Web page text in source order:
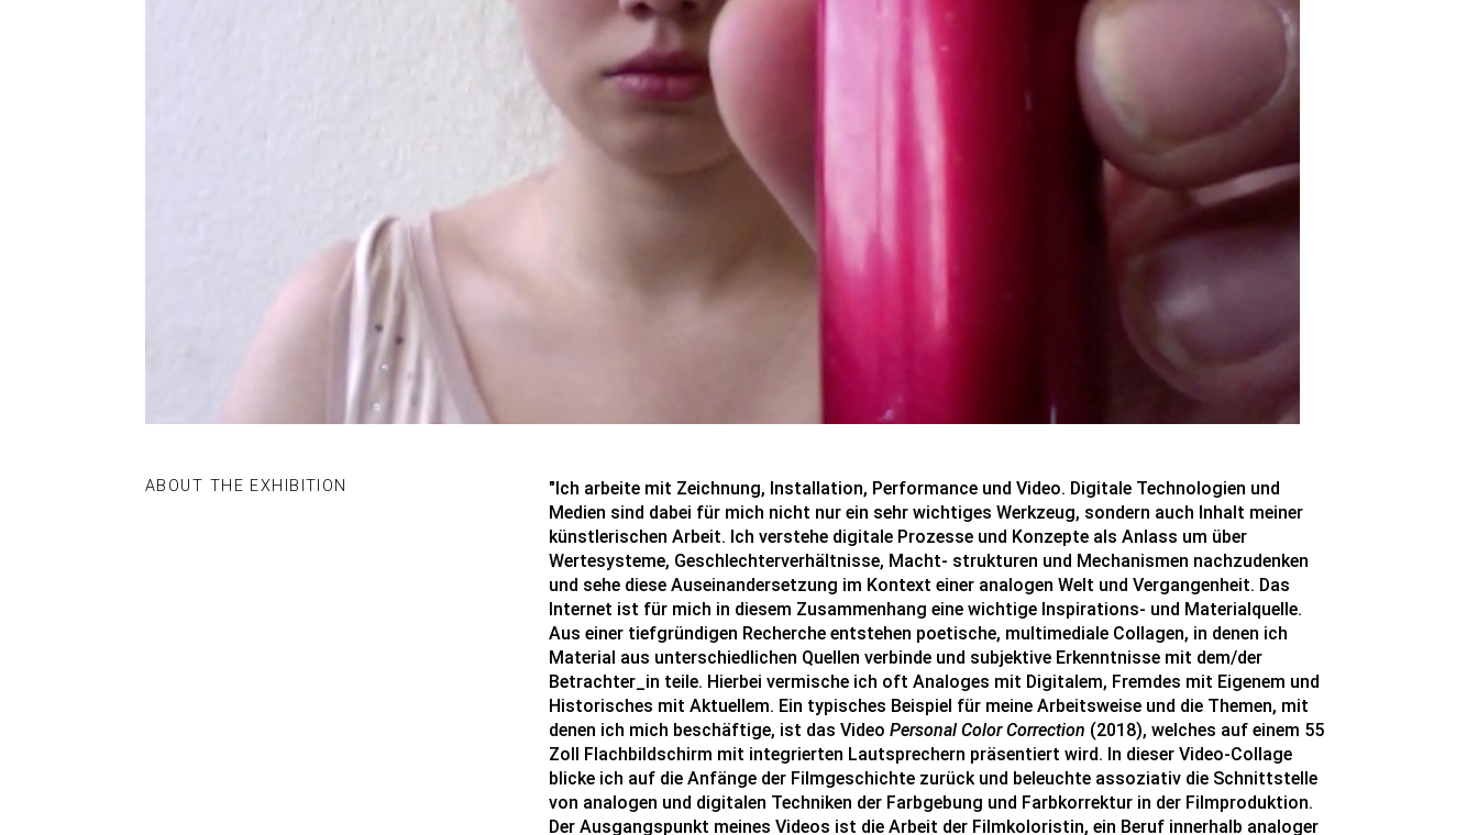
ABOUT THE EXHIBITION
"Ich arbeite mit Zeichnung, Installation, Performance und Video. Digitale Technologien und
Medien sind dabei für mich nicht nur ein sehr wichtiges Werkzeug, sondern auch Inhalt meiner
künstlerischen Arbeit. Ich verstehe digitale Prozesse und Konzepte als Anlass um über
Wertesysteme, Geschlechterverhältnisse, Macht- strukturen und Mechanismen nachzudenken
und sehe diese Auseinandersetzung im Kontext einer analogen Welt und Vergangenheit. Das
Internet ist für mich in diesem Zusammenhang eine wichtige Inspirations- und Materialquelle.
Aus einer tiefgründigen Recherche entstehen poetische, multimediale Collagen, in denen ich
Material aus unterschiedlichen Quellen verbinde und subjektive Erkenntnisse mit dem/der
Betrachter_in teile. Hierbei vermische ich oft Analoges mit Digitalem, Fremdes mit Eigenem und
Historisches mit Aktuellem. Ein typisches Beispiel für meine Arbeitsweise und die Themen, mit
denen ich mich beschäftige, ist das Video Personal Color Correction (2018), welches auf einem 55
Zoll Flachbildschirm mit integrierten Lautsprechern präsentiert wird. In dieser Video-Collage
blicke ich auf die Anfänge der Filmgeschichte zurück und beleuchte assoziativ die Schnittstelle
von analogen und digitalen Techniken der Farbgebung und Farbkorrektur in der Filmproduktion.
Der Ausgangspunkt meines Videos ist die Arbeit der Filmkoloristin, ein Beruf innerhalb analoger